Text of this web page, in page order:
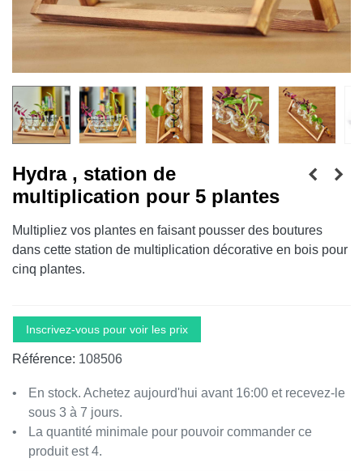
Hydra , station de
multiplication pour 5 plantes
Multipliez vos plantes en faisant pousser des boutures
dans cette station de multiplication décorative en bois pour
cinq plantes.
Inscrivez-vous pour voir les prix
Référence: 108506
En stock. Achetez aujourd'hui avant 16:00 et recevez-le
sous 3 à 7 jours.
La quantité minimale pour pouvoir commander ce
produit est 4.